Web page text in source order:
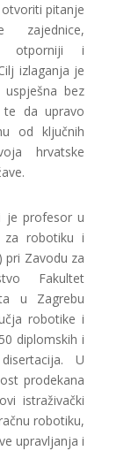
pitanje
zajednice,
otporniji i
izlaganja je
bez
te da upravo
od ključnih
hrvatske
je profesor u
za robotiku i
pri Zavodu za
Fakultet
u Zagrebu
robotike i
diplomskih i
U
prodekana
istraživački
robotiku,
upravljanja i